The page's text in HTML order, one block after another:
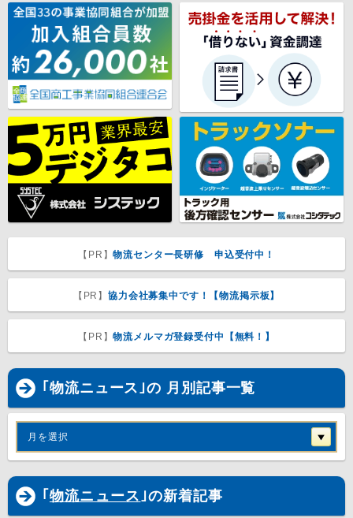
【PR】物流センター長研修 申込受付中！
【PR】協力会社募集中です！【物流掲示板】
【PR】物流メルマガ登録受付中【無料！】
｢物流ニュース｣の 月別記事一覧
月を選択
｢ 物流ニュース｣の新着記事